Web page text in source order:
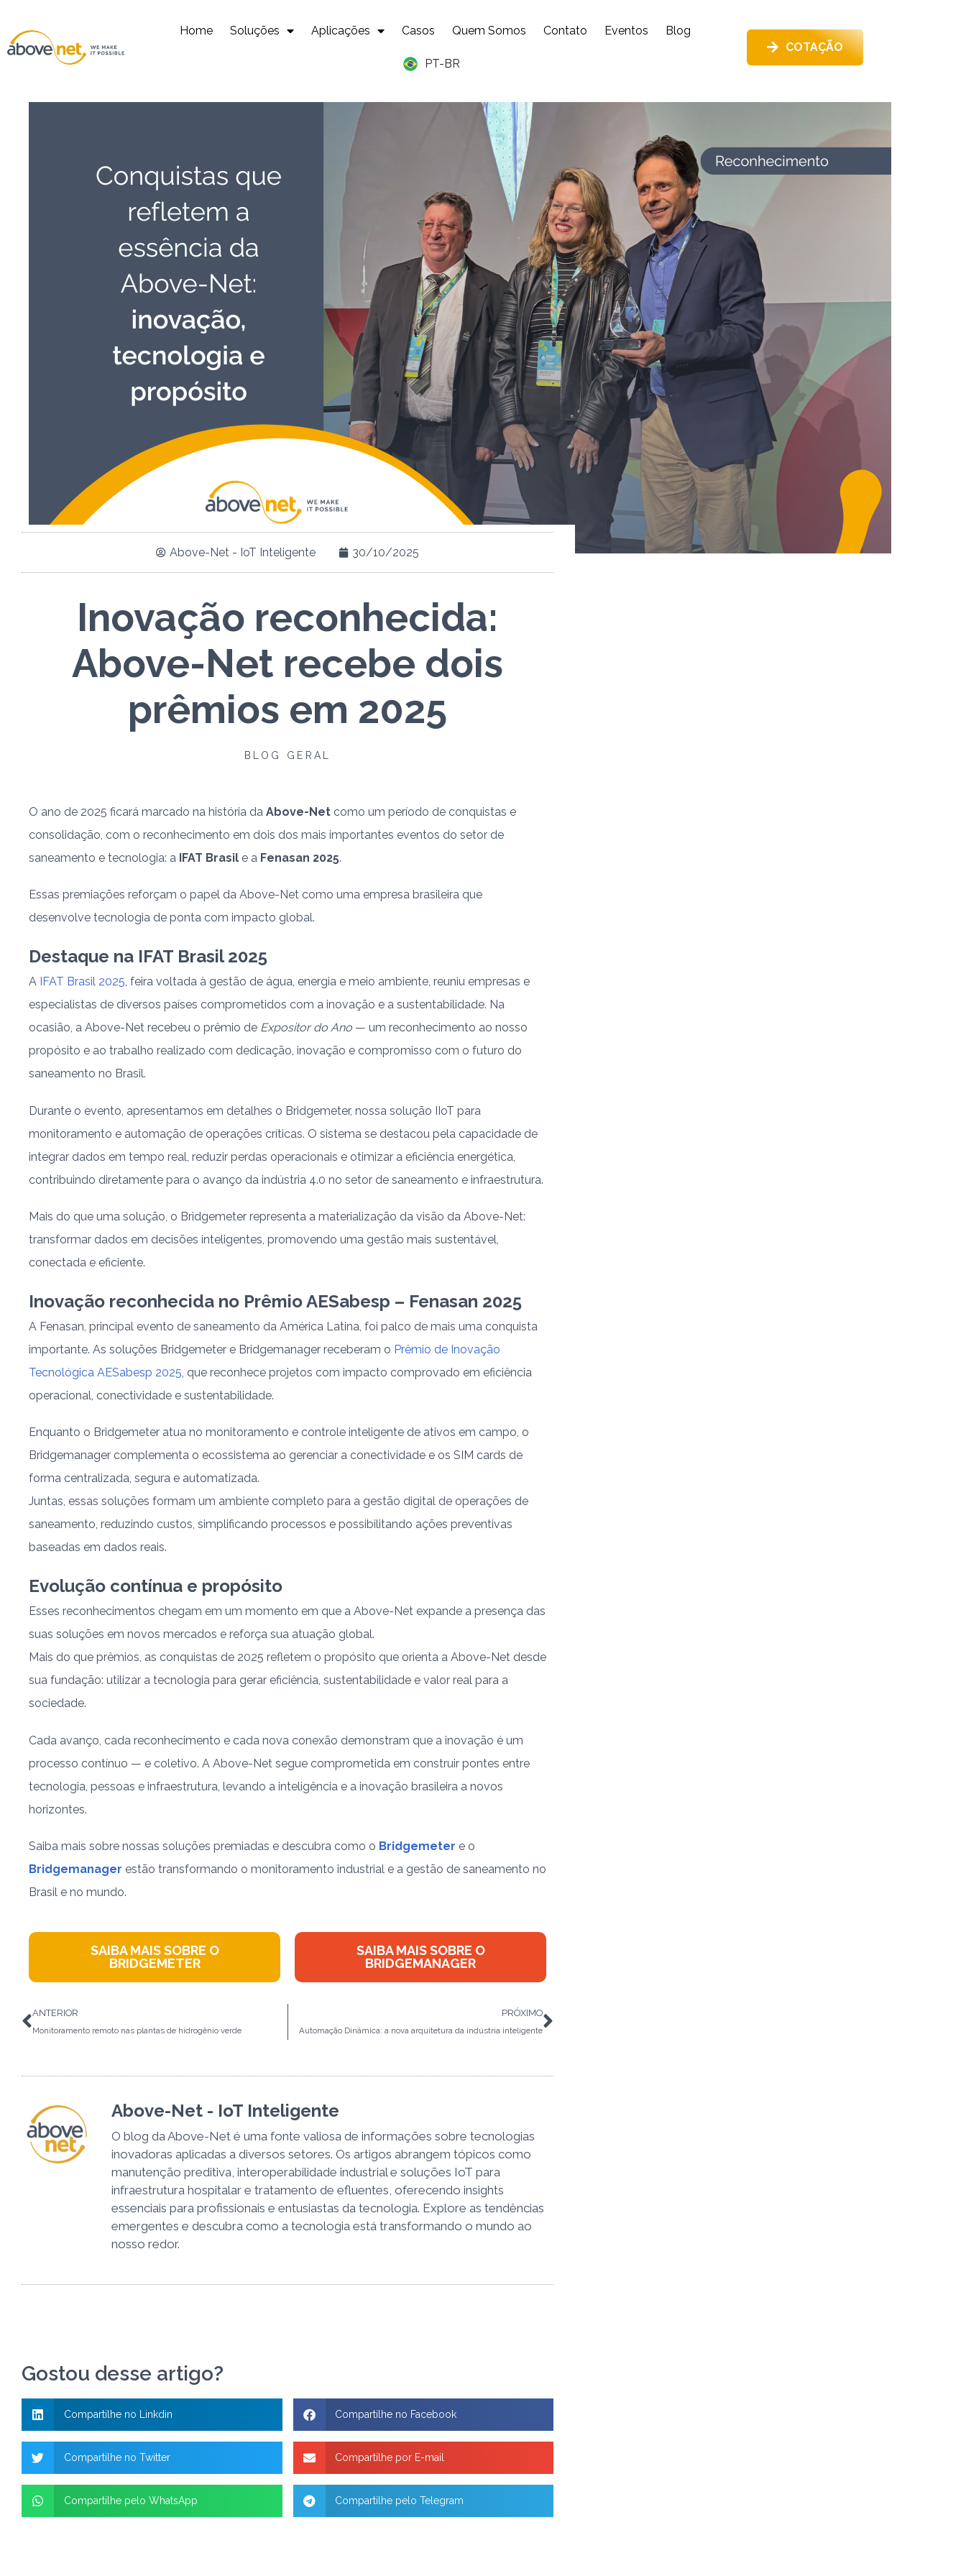
Home Soluções Aplicações Casos Quem Somos Contato Eventos Blog
PT-BR
COTAÇÃO
Above-Net - IoT Inteligente 30/10/2025
Inovação reconhecida:
Above-Net recebe dois
prêmios em 2025
BLOG GERAL
O ano de 2025 ficará marcado na história da Above-Net como um período de conquistas e
consolidação, com o reconhecimento em dois dos mais importantes eventos do setor de
saneamento e tecnologia: a IFAT Brasil e a Fenasan 2025.
Essas premiações reforçam o papel da Above-Net como uma empresa brasileira que
desenvolve tecnologia de ponta com impacto global.
Destaque na IFAT Brasil 2025
A IFAT Brasil 2025, feira voltada à gestão de água, energia e meio ambiente, reuniu empresas e
especialistas de diversos países comprometidos com a inovação e a sustentabilidade. Na
ocasião, a Above-Net recebeu o prêmio de Expositor do Ano — um reconhecimento ao nosso
propósito e ao trabalho realizado com dedicação, inovação e compromisso com o futuro do
saneamento no Brasil.
Durante o evento, apresentamos em detalhes o Bridgemeter, nossa solução IIoT para
monitoramento e automação de operações críticas. O sistema se destacou pela capacidade de
integrar dados em tempo real, reduzir perdas operacionais e otimizar a eficiência energética,
contribuindo diretamente para o avanço da indústria 4.0 no setor de saneamento e infraestrutura.
Mais do que uma solução, o Bridgemeter representa a materialização da visão da Above-Net:
transformar dados em decisões inteligentes, promovendo uma gestão mais sustentável,
conectada e eficiente.
Inovação reconhecida no Prêmio AESabesp – Fenasan 2025
A Fenasan, principal evento de saneamento da América Latina, foi palco de mais uma conquista
importante. As soluções Bridgemeter e Bridgemanager receberam o Prêmio de Inovação
Tecnológica AESabesp 2025, que reconhece projetos com impacto comprovado em eficiência
operacional, conectividade e sustentabilidade.
Enquanto o Bridgemeter atua no monitoramento e controle inteligente de ativos em campo, o
Bridgemanager complementa o ecossistema ao gerenciar a conectividade e os SIM cards de
forma centralizada, segura e automatizada.
Juntas, essas soluções formam um ambiente completo para a gestão digital de operações de
saneamento, reduzindo custos, simplificando processos e possibilitando ações preventivas
baseadas em dados reais.
Evolução contínua e propósito
Esses reconhecimentos chegam em um momento em que a Above-Net expande a presença das
suas soluções em novos mercados e reforça sua atuação global.
Mais do que prêmios, as conquistas de 2025 refletem o propósito que orienta a Above-Net desde
sua fundação: utilizar a tecnologia para gerar eficiência, sustentabilidade e valor real para a
sociedade.
Cada avanço, cada reconhecimento e cada nova conexão demonstram que a inovação é um
processo contínuo — e coletivo. A Above-Net segue comprometida em construir pontes entre
tecnologia, pessoas e infraestrutura, levando a inteligência e a inovação brasileira a novos
horizontes.
Saiba mais sobre nossas soluções premiadas e descubra como o Bridgemeter e o
Bridgemanager estão transformando o monitoramento industrial e a gestão de saneamento no
Brasil e no mundo.
SAIBA MAIS SOBRE O
BRIDGEMETER
SAIBA MAIS SOBRE O
BRIDGEMANAGER
Anterior
ANTERIOR
Monitoramento remoto nas plantas de hidrogênio verde
PRÓXIMO
Automação Dinâmica: a nova arquitetura da indústria inteligente
Próximo
Above-Net - IoT Inteligente
O blog da Above-Net é uma fonte valiosa de informações sobre tecnologias
inovadoras aplicadas a diversos setores. Os artigos abrangem tópicos como
manutenção preditiva, interoperabilidade industrial e soluções IoT para
infraestrutura hospitalar e tratamento de efluentes, oferecendo insights
essenciais para profissionais e entusiastas da tecnologia. Explore as tendências
emergentes e descubra como a tecnologia está transformando o mundo ao
nosso redor.
Gostou desse artigo?
Compartilhe no Linkdin Compartilhe no Facebook
Compartilhe no Twitter Compartilhe por E-mail
Compartilhe pelo WhatsApp Compartilhe pelo Telegram